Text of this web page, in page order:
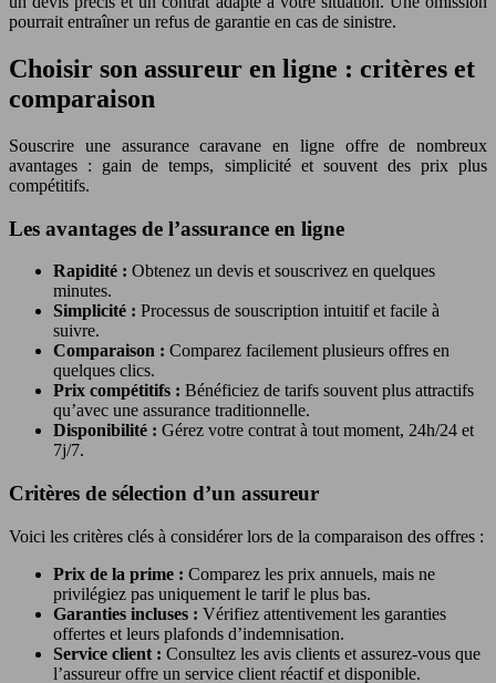
pourrait entraîner un refus de garantie en cas de sinistre.
Choisir son assureur en ligne : critères et
comparaison
Souscrire une assurance caravane en ligne offre de nombreux
avantages : gain de temps, simplicité et souvent des prix plus
compétitifs.
Les avantages de l’assurance en ligne
Rapidité : Obtenez un devis et souscrivez en quelques
minutes.
Simplicité : Processus de souscription intuitif et facile à
suivre.
Comparaison : Comparez facilement plusieurs offres en
quelques clics.
Prix compétitifs : Bénéficiez de tarifs souvent plus attractifs
qu’avec une assurance traditionnelle.
Disponibilité : Gérez votre contrat à tout moment, 24h/24 et
7j/7.
Critères de sélection d’un assureur
Voici les critères clés à considérer lors de la comparaison des offres :
Prix de la prime : Comparez les prix annuels, mais ne
privilégiez pas uniquement le tarif le plus bas.
Garanties incluses : Vérifiez attentivement les garanties
offertes et leurs plafonds d’indemnisation.
Service client : Consultez les avis clients et assurez-vous que
l’assureur offre un service client réactif et disponible.